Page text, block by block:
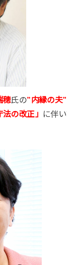
穂氏の”内縁の夫”
法の改正」
に伴